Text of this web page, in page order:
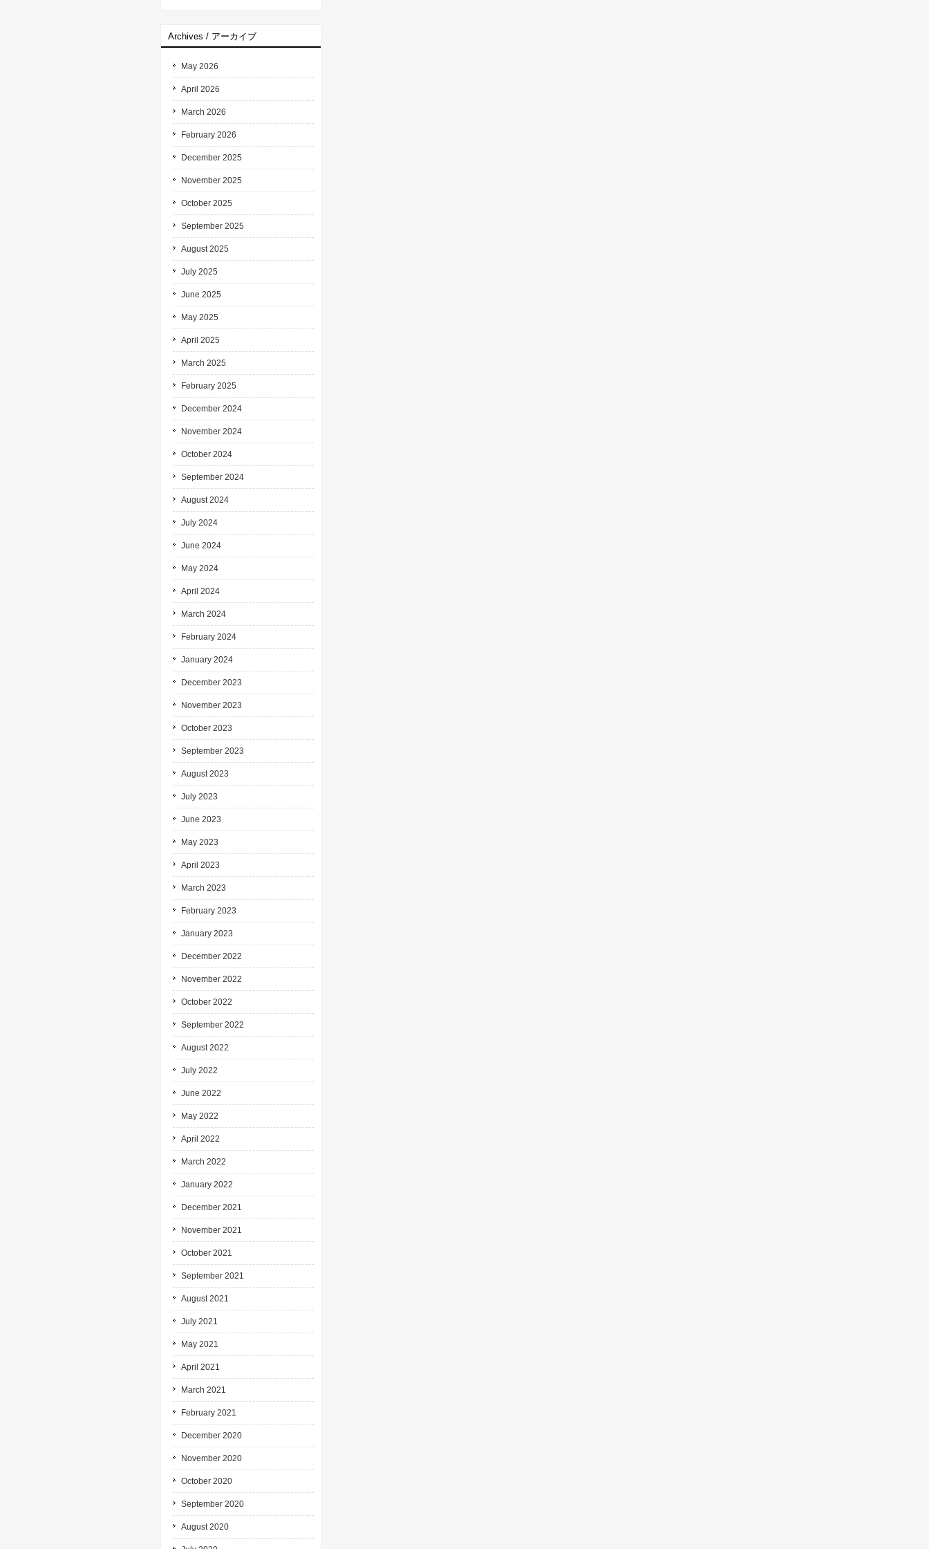
Archives / アーカイブ
May 2026
April 2026
March 2026
February 2026
December 2025
November 2025
October 2025
September 2025
August 2025
July 2025
June 2025
May 2025
April 2025
March 2025
February 2025
December 2024
November 2024
October 2024
September 2024
August 2024
July 2024
June 2024
May 2024
April 2024
March 2024
February 2024
January 2024
December 2023
November 2023
October 2023
September 2023
August 2023
July 2023
June 2023
May 2023
April 2023
March 2023
February 2023
January 2023
December 2022
November 2022
October 2022
September 2022
August 2022
July 2022
June 2022
May 2022
April 2022
March 2022
January 2022
December 2021
November 2021
October 2021
September 2021
August 2021
July 2021
May 2021
April 2021
March 2021
February 2021
December 2020
November 2020
October 2020
September 2020
August 2020